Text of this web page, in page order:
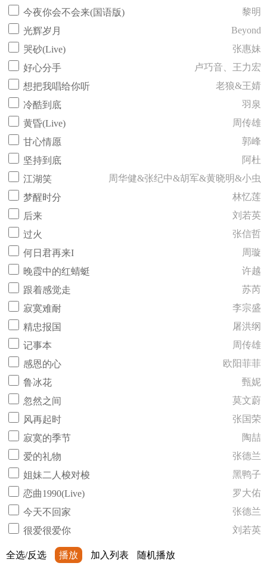
今夜你会不会来(国语版)
黎明
光辉岁月
Beyond
哭砂(Live)
张惠妹
好心分手
卢巧音、王力宏
想把我唱给你听
老狼&王婧
冷酷到底
羽泉
黄昏(Live)
周传雄
甘心情愿
郭峰
坚持到底
阿杜
江湖笑
周华健&张纪中&胡军&黄晓明&小虫
梦醒时分
林忆莲
后来
刘若英
过火
张信哲
何日君再来I
周璇
晚霞中的红蜻蜓
许越
跟着感觉走
苏芮
寂寞难耐
李宗盛
精忠报国
屠洪纲
记事本
周传雄
感恩的心
欧阳菲菲
鲁冰花
甄妮
忽然之间
莫文蔚
风再起时
张国荣
寂寞的季节
陶喆
爱的礼物
张德兰
姐妹二人梭对梭
黑鸭子
恋曲1990(Live)
罗大佑
今天不回家
张德兰
很爱很爱你
刘若英
全选/反选 播放 加入列表 随机播放